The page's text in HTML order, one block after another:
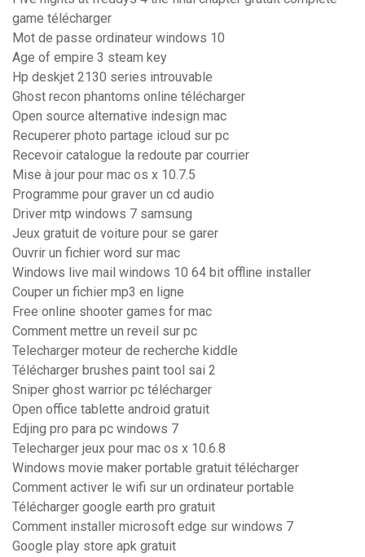
game télécharger
Mot de passe ordinateur windows 10
Age of empire 3 steam key
Hp deskjet 2130 series introuvable
Ghost recon phantoms online télécharger
Open source alternative indesign mac
Recuperer photo partage icloud sur pc
Recevoir catalogue la redoute par courrier
Mise à jour pour mac os x 10.7.5
Programme pour graver un cd audio
Driver mtp windows 7 samsung
Jeux gratuit de voiture pour se garer
Ouvrir un fichier word sur mac
Windows live mail windows 10 64 bit offline installer
Couper un fichier mp3 en ligne
Free online shooter games for mac
Comment mettre un reveil sur pc
Telecharger moteur de recherche kiddle
Télécharger brushes paint tool sai 2
Sniper ghost warrior pc télécharger
Open office tablette android gratuit
Edjing pro para pc windows 7
Telecharger jeux pour mac os x 10.6.8
Windows movie maker portable gratuit télécharger
Comment activer le wifi sur un ordinateur portable
Télécharger google earth pro gratuit
Comment installer microsoft edge sur windows 7
Google play store apk gratuit